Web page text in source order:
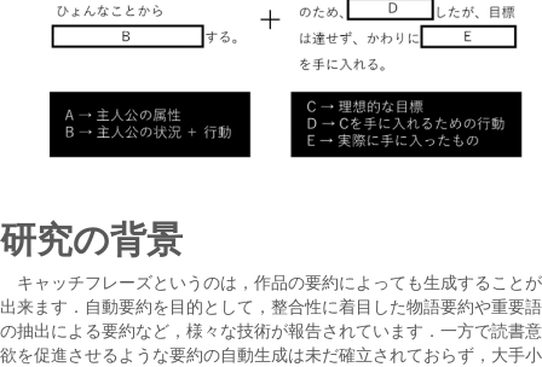
研究の背景
キャッチフレーズというのは，作品の要約によっても生成することが
出来ます．自動要約を目的として，整合性に着目した物語要約や重要語
の抽出による要約など，様々な技術が報告されています．一方で読書意
欲を促進させるような要約の自動生成は未だ確立されておらず，大手小